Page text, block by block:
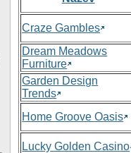
Craze Gambles
Dream Meadows
Furniture
Garden Design
Trends
Home Groove Oasis
Lucky Golden Casino